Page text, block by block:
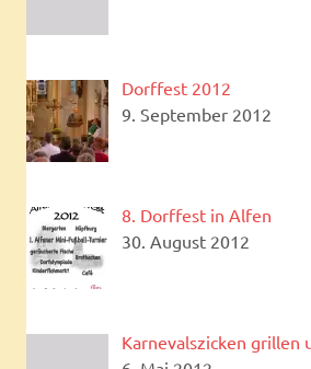
Dorffest 2012
9. September 2012
8. Dorffest in Alfen
30. August 2012
Karnevalszicken grillen